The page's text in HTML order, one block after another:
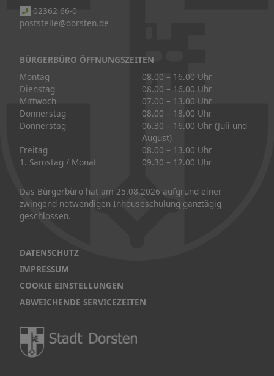
02362 66-0
poststelle@dorsten.de
BÜRGERBÜRO ÖFFNUNGSZEITEN
Montag
08.00 – 16.00 Uhr
Dienstag
08.00 – 16.00 Uhr
Mittwoch
07.00 – 13.00 Uhr
Donnerstag
08.00 – 18.00 Uhr
Donnerstag
06.30 – 16.00 Uhr (Juli und
August)
Freitag
08.00 – 13.00 Uhr
1. Samstag / Monat
09.30 – 12.00 Uhr
Das Bürgerbüro hat am 25.08.2026 aufgrund einer
zwingend notwendigen Inhouseschulung ganztägig
geschlossen.
DATENSCHUTZ
IMPRESSUM
COOKIE EINSTELLUNGEN
ABWEICHENDE SERVICEZEITEN